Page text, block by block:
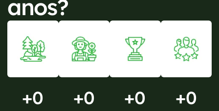
anos?
+0 +0 +0 +0